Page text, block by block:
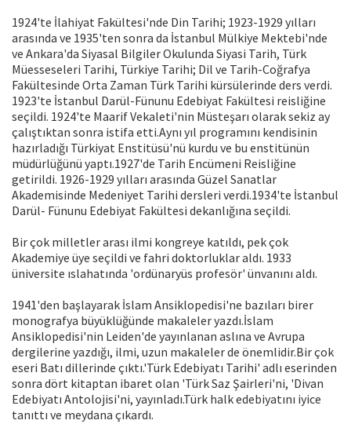
1924'te İlahiyat Fakültesi'nde Din Tarihi; 1923-1929 yılları
arasında ve 1935'ten sonra da İstanbul Mülkiye Mektebi'nde
ve Ankara'da Siyasal Bilgiler Okulunda Siyasi Tarih, Türk
Müesseseleri Tarihi, Türkiye Tarihi; Dil ve Tarih-Coğrafya
Fakültesinde Orta Zaman Türk Tarihi kürsülerinde ders verdi.
1923'te İstanbul Darül-Fünunu Edebiyat Fakültesi reisliğine
seçildi. 1924'te Maarif Vekaleti'nin Müsteşarı olarak sekiz ay
çalıştıktan sonra istifa etti.Aynı yıl programını kendisinin
hazırladığı Türkiyat Enstitüsü'nü kurdu ve bu enstitünün
müdürlüğünü yaptı.1927'de Tarih Encümeni Reisliğine
getirildi. 1926-1929 yılları arasında Güzel Sanatlar
Akademisinde Medeniyet Tarihi dersleri verdi.1934'te İstanbul
Darül- Fünunu Edebiyat Fakültesi dekanlığına seçildi.
Bir çok milletler arası ilmi kongreye katıldı, pek çok
Akademiye üye seçildi ve fahri doktorluklar aldı. 1933
üniversite ıslahatında 'ordünaryüs profesör' ünvanını aldı.
1941'den başlayarak İslam Ansiklopedisi'ne bazıları birer
monografya büyüklüğünde makaleler yazdı.İslam
Ansiklopedisi'nin Leiden'de yayınlanan aslına ve Avrupa
dergilerine yazdığı, ilmi, uzun makaleler de önemlidir.Bir çok
eseri Batı dillerinde çıktı.'Türk Edebiyatı Tarihi' adlı eserinden
sonra dört kitaptan ibaret olan 'Türk Saz Şairleri'ni, 'Divan
Edebiyatı Antolojisi'ni, yayınladı.Türk halk edebiyatını iyice
tanıttı ve meydana çıkardı.